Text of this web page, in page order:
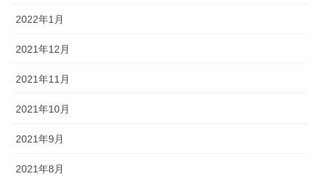
2022年1月
2021年12月
2021年11月
2021年10月
2021年9月
2021年8月